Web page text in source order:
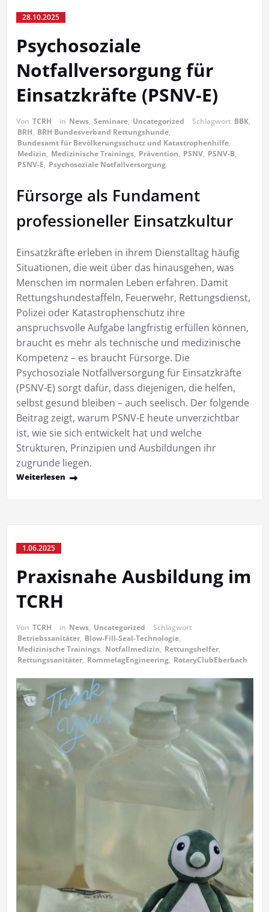
28.10.2025
Psychosoziale
Notfallversorgung für
Einsatzkräfte (PSNV-E)
Von TCRH in News, Seminare, Uncategorized Schlagwort BBK,
BRH, BRH Bundesverband Rettungshunde,
Bundesamt für Bevölkerungsschutz und Katastrophenhilfe,
Medizin, Medizinische Trainings, Prävention, PSNV, PSNV-B,
PSNV-E, Psychosoziale Notfallversorgung
Fürsorge als Fundament
professioneller Einsatzkultur
Einsatzkräfte erleben in ihrem Dienstalltag häufig
Situationen, die weit über das hinausgehen, was
Menschen im normalen Leben erfahren. Damit
Rettungshundestaffeln, Feuerwehr, Rettungsdienst,
Polizei oder Katastrophenschutz ihre
anspruchsvolle Aufgabe langfristig erfüllen können,
braucht es mehr als technische und medizinische
Kompetenz – es braucht Fürsorge. Die
Psychosoziale Notfallversorgung für Einsatzkräfte
(PSNV-E) sorgt dafür, dass diejenigen, die helfen,
selbst gesund bleiben – auch seelisch. Der folgende
Beitrag zeigt, warum PSNV-E heute unverzichtbar
ist, wie sie sich entwickelt hat und welche
Strukturen, Prinzipien und Ausbildungen ihr
zugrunde liegen.
Weiterlesen
1.06.2025
Praxisnahe Ausbildung im
TCRH
Von TCRH in News, Uncategorized
Schlagwort
Betriebssanitäter, Blow-Fill-Seal-Technologie,
Medizinische Trainings, Notfallmedizin, Rettungshelfer,
Rettungssanitäter, RommelagEngineering, RotaryClubEberbach